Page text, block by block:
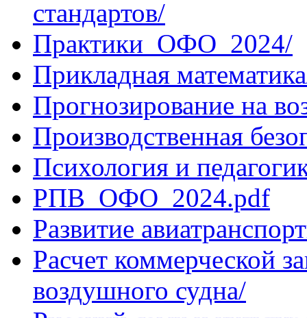
стандартов/
Практики_ОФО_2024/
Прикладная
Прогнозирование на
Производственная
Психология и
РПВ_ОФО_2024.pdf
Развитие
Расчет коммерческой
воздушного судна/